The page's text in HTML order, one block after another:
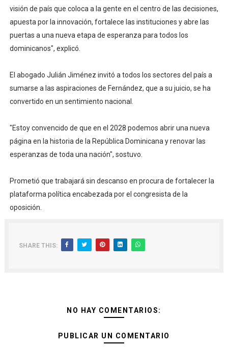
visión de país que coloca a la gente en el centro de las decisiones,
apuesta por la innovación, fortalece las instituciones y abre las
puertas a una nueva etapa de esperanza para todos los
dominicanos", explicó.
El abogado Julián Jiménez invitó a todos los sectores del país a
sumarse a las aspiraciones de Fernández, que a su juicio, se ha
convertido en un sentimiento nacional.
"Estoy convencido de que en el 2028 podemos abrir una nueva
página en la historia de la República Dominicana y renovar las
esperanzas de toda una nación", sostuvo.
Prometió que trabajará sin descanso en procura de fortalecer la
plataforma política encabezada por el congresista de la
oposición.
SHARE THIS:
NO HAY COMENTARIOS:
PUBLICAR UN COMENTARIO